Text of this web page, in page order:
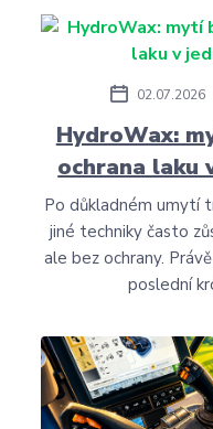
02.07.2026
HydroWax:
ochrana laku
Po důkladném umytí
jiné techniky často
ale bez ochrany.
poslední